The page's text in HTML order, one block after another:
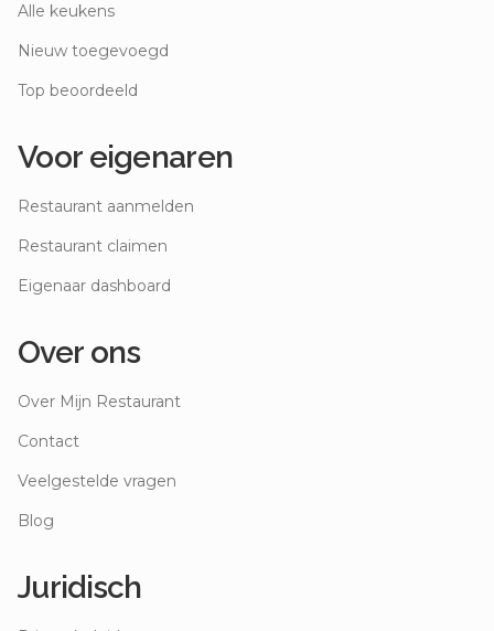
Alle keukens
Nieuw toegevoegd
Top beoordeeld
Voor eigenaren
Restaurant aanmelden
Restaurant claimen
Eigenaar dashboard
Over ons
Over Mijn Restaurant
Contact
Veelgestelde vragen
Blog
Juridisch